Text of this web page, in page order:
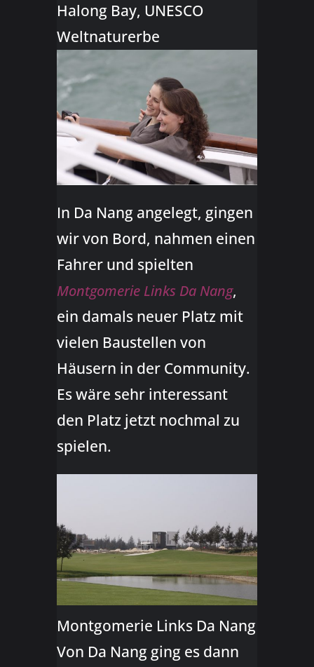
Halong Bay, UNESCO
Weltnaturerbe
In Da Nang angelegt, gingen
wir von Bord, nahmen einen
Fahrer und spielten
Montgomerie Links Da Nang,
ein damals neuer Platz mit
vielen Baustellen von
Häusern in der Community.
Es wäre sehr interessant
den Platz jetzt nochmal zu
spielen.
Montgomerie Links Da Nang
Von Da Nang ging es dann